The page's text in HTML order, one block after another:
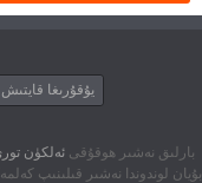
يۇقۇرىغا
بارلىق نەشىر ھوقۇقىئەلكۈن
بۇيان لوندوندا نەشىر قىلىنىپ